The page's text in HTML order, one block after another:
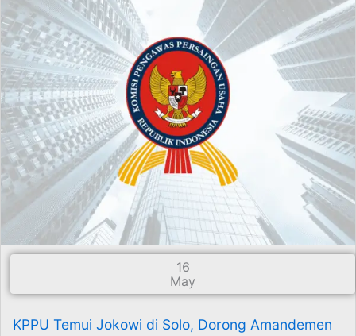
16
May
KPPU Temui Jokowi di Solo, Dorong Amandemen